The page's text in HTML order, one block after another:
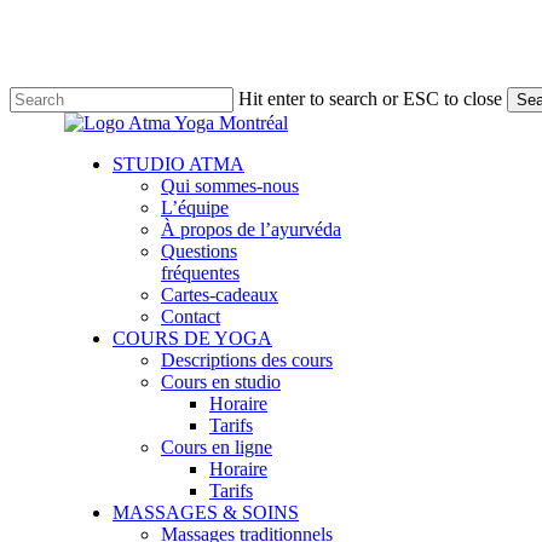
content
Hit enter to search or ESC to close
Menu
STUDIO ATMA
Qui sommes-nous
L’équipe
À propos de l’ayurvéda
Questions
fréquentes
Cartes-cadeaux
Contact
COURS DE YOGA
Descriptions des cours
Cours en studio
Horaire
Tarifs
Cours en ligne
Horaire
Tarifs
MASSAGES & SOINS
Massages traditionnels